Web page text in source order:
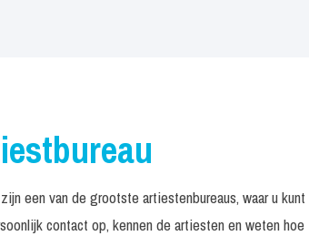
een van de grootste artiestenbureaus, waar u kunt
contact op, kennen de artiesten en weten hoe